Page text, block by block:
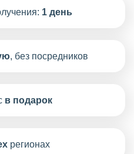
1 день
, без посредников
в подарок
регионах